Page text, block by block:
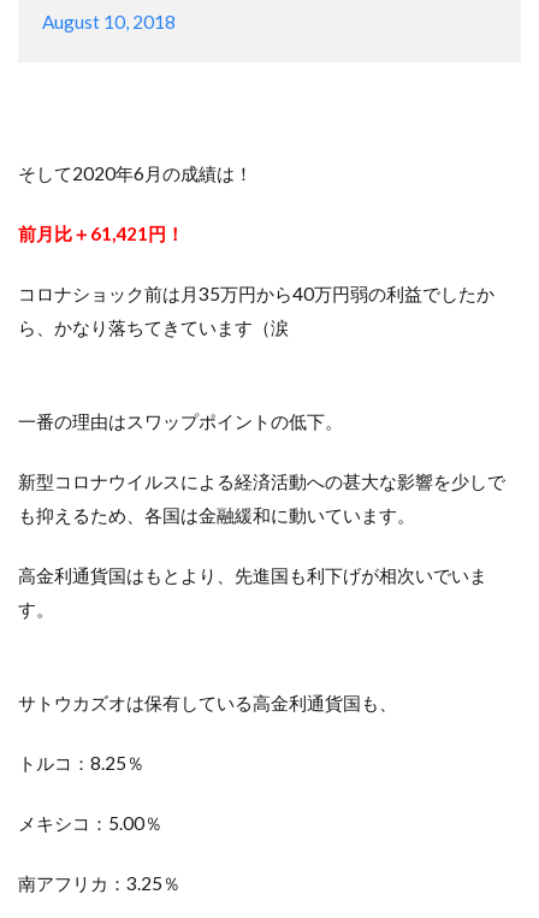
August 10, 2018
そして2020年6月の成績は！
前月比＋61,421円！
コロナショック前は月35万円から40万円弱の利益でしたか
ら、かなり落ちてきています（涙
一番の理由はスワップポイントの低下。
新型コロナウイルスによる経済活動への甚大な影響を少しで
も抑えるため、各国は金融緩和に動いています。
高金利通貨国はもとより、先進国も利下げが相次いでいま
す。
サトウカズオは保有している高金利通貨国も、
トルコ：8.25％
メキシコ：5.00％
南アフリカ：3.25％